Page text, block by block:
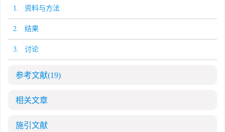
1. 资料与方法
2. 结果
3. 讨论
参考文献(19)
相关文章
施引文献